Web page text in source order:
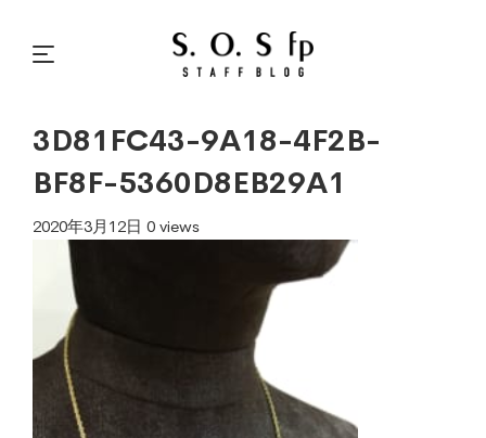
3D81FC43-9A18-4F2B-
BF8F-5360D8EB29A1
2020年3月12日 0 views